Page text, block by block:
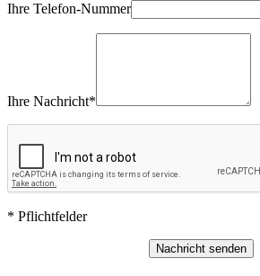
Ihre Telefon-Nummer
Ihre Nachricht*
* Pflichtfelder